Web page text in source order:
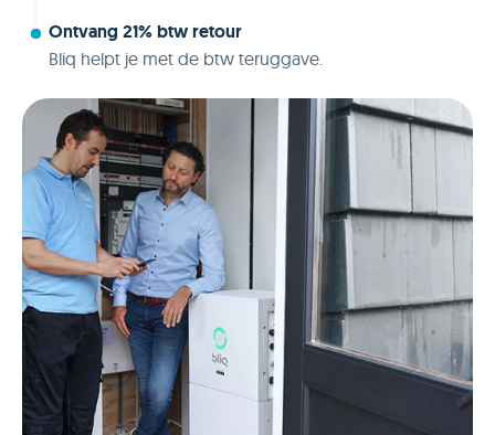
Ontvang 21% btw retour
Bliq helpt je met de btw teruggave.